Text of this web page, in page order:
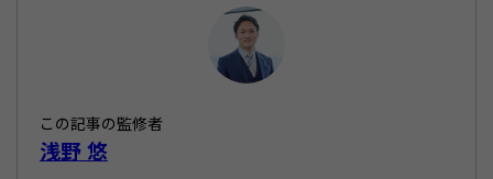
この記事の監修者
浅野 悠